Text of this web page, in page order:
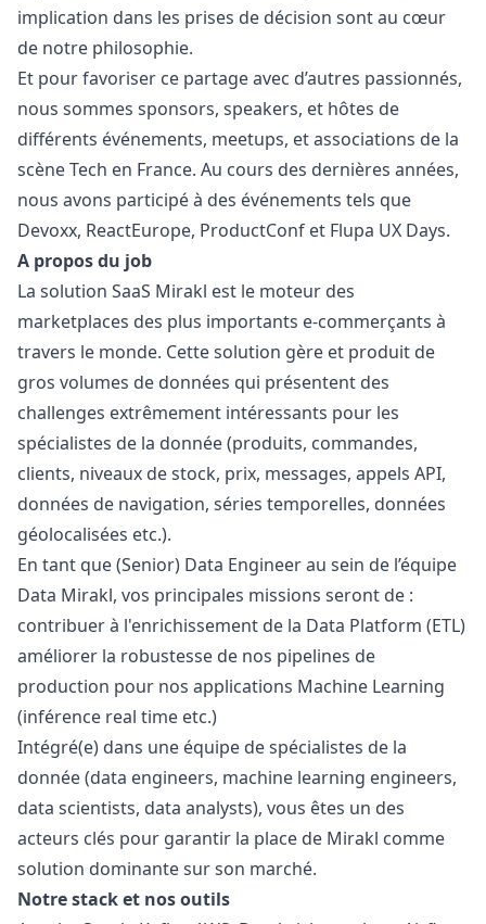
implication dans les prises de décision sont au cœur
de notre philosophie.
Et pour favoriser ce partage avec d’autres passionnés,
nous sommes sponsors, speakers, et hôtes de
différents événements, meetups, et associations de la
scène Tech en France. Au cours des dernières années,
nous avons participé à des événements tels que
Devoxx, ReactEurope, ProductConf et Flupa UX Days.
A propos du job
La solution SaaS Mirakl est le moteur des
marketplaces des plus importants e-commerçants à
travers le monde. Cette solution gère et produit de
gros volumes de données qui présentent des
challenges extrêmement intéressants pour les
spécialistes de la donnée (produits, commandes,
clients, niveaux de stock, prix, messages, appels API,
données de navigation, séries temporelles, données
géolocalisées etc.).
En tant que (Senior) Data Engineer au sein de l’équipe
Data Mirakl, vos principales missions seront de :
contribuer à l'enrichissement de la Data Platform (ETL)
améliorer la robustesse de nos pipelines de
production pour nos applications Machine Learning
(inférence real time etc.)
Intégré(e) dans une équipe de spécialistes de la
donnée (data engineers, machine learning engineers,
data scientists, data analysts), vous êtes un des
acteurs clés pour garantir la place de Mirakl comme
solution dominante sur son marché.
Notre stack et nos outils